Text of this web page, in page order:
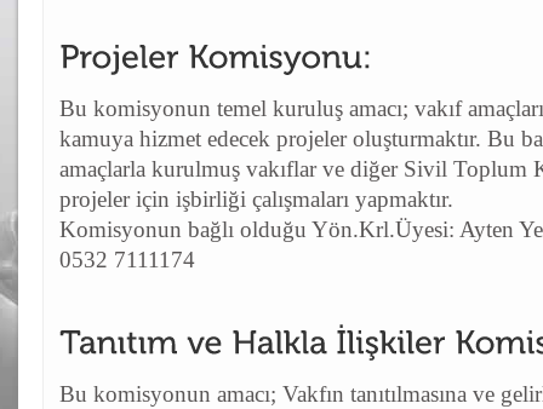
Bu komisyonun temel kuruluş amacı; vakıf
kamuya hizmet edecek projeler oluşturmaktır. Bu
amaçlarla kurulmuş vakıflar ve diğer Sivil Toplum
projeler için işbirliği çalışmaları yapmaktır.
Komisyonun bağlı olduğu Yön.Krl.Üyesi: Ayten
0532 7111174
Bu komisyonun amacı; Vakfın tanıtılmasına ve